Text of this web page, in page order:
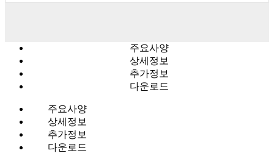
주요사양
상세정보
추가정보
다운로드
주요사양
상세정보
추가정보
다운로드